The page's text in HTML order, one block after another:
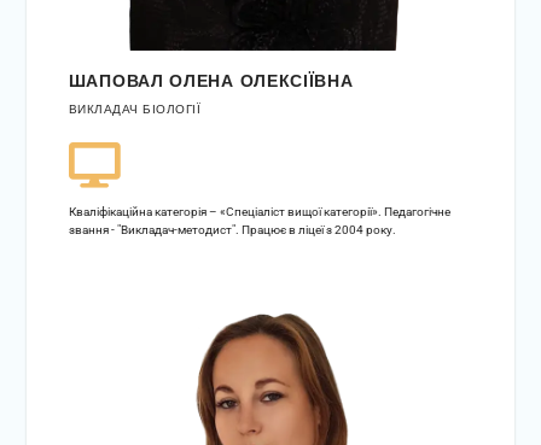
ШАПОВАЛ ОЛЕНА ОЛЕКСІЇВНА
ВИКЛАДАЧ БІОЛОГІЇ
Кваліфікаційна категорія – «Спеціаліст вищої категорії». Педагогічне
звання - "Викладач-методист". Працює в ліцеї з 2004 року.